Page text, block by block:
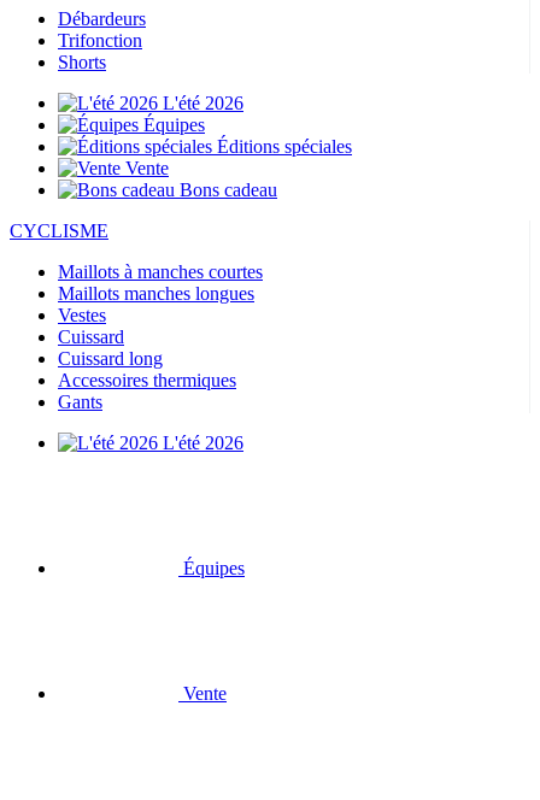
Débardeurs
Trifonction
Shorts
L'été 2026
Équipes
Éditions spéciales
Vente
Bons cadeau
CYCLISME
Maillots à manches courtes
Maillots manches longues
Vestes
Cuissard
Cuissard long
Accessoires thermiques
Gants
L'été 2026
Équipes
Vente